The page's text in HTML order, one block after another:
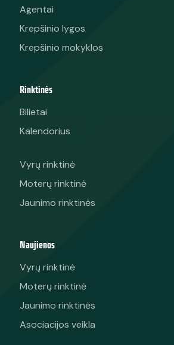
Agentai
Krepšinio lygos
Krepšinio mokyklos
Rinktinės
Bilietai
Kalendorius
Vyrų rinktinė
Moterų rinktinė
Jaunimo rinktinės
Naujienos
Vyrų rinktinė
Moterų rinktinė
Jaunimo rinktinės
Asociacijos veikla